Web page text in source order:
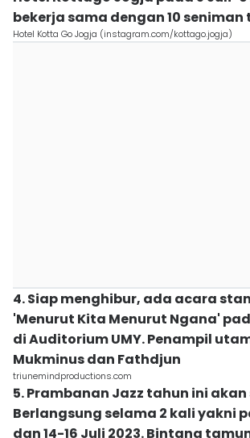
bekerja sama dengan 10
Hotel Kotta Go Jogja (instagram.com/kottago.jogja)
4. Siap menghibur, ada acara
'Menurut Kita Menurut Ngana'
di Auditorium UMY. Penampil
Mukminus dan Fathdjun
triunemindproductions.com
5. Prambanan Jazz tahun ini
Berlangsung selama 2 kali yakni
dan 14-16 Juli 2023. Bintang